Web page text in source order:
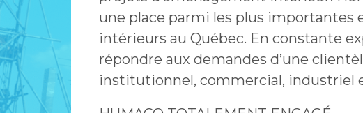
une place parmi les plus importantes
intérieurs au Québec. En constante
répondre aux demandes d’une
institutionnel, commercial, industriel